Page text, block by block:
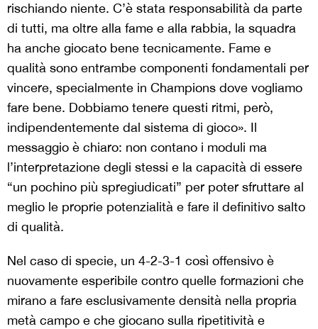
rischiando niente. C’è stata responsabilità da parte
di tutti, ma oltre alla fame e alla rabbia, la squadra
ha anche giocato bene tecnicamente. Fame e
qualità sono entrambe componenti fondamentali per
vincere, specialmente in Champions dove vogliamo
fare bene. Dobbiamo tenere questi ritmi, però,
indipendentemente dal sistema di gioco». Il
messaggio è chiaro: non contano i moduli ma
l’interpretazione degli stessi e la capacità di essere
“un pochino più spregiudicati” per poter sfruttare al
meglio le proprie potenzialità e fare il definitivo salto
di qualità.
Nel caso di specie, un 4-2-3-1 così offensivo è
nuovamente esperibile contro quelle formazioni che
mirano a fare esclusivamente densità nella propria
metà campo e che giocano sulla ripetitività e